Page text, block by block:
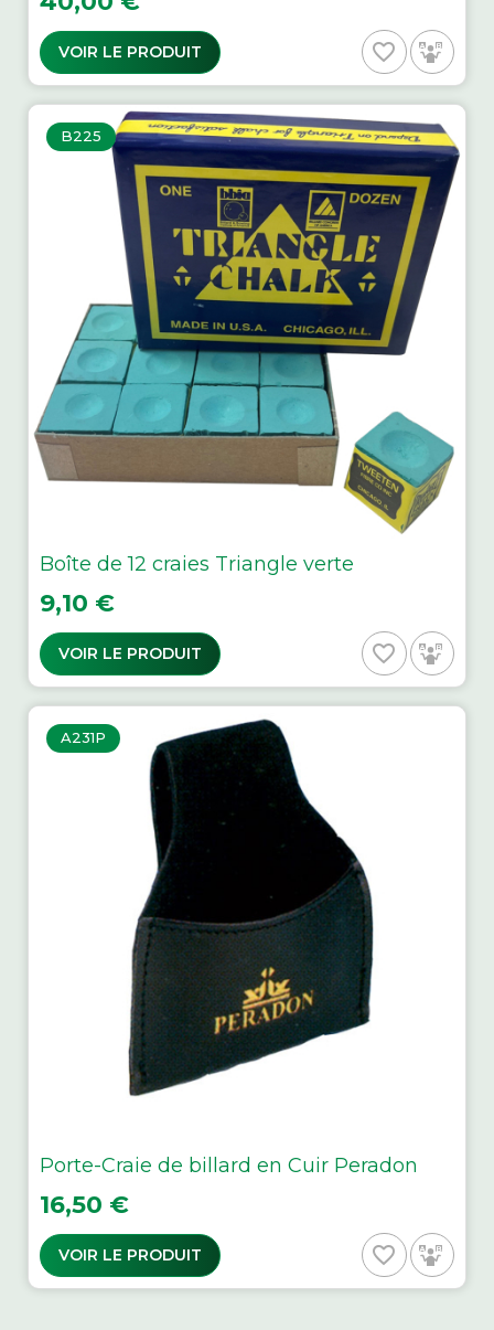
VOIR LE PRODUIT favorite_border
B225
Boîte de 12 craies Triangle verte
Prix
9,10 €
VOIR LE PRODUIT favorite_border
A231P
Porte-Craie de billard en Cuir Peradon
Prix
16,50 €
VOIR LE PRODUIT favorite_border